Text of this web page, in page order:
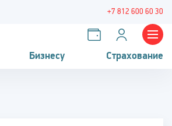
+7 812 600 60 30
Бизнесу Страхование